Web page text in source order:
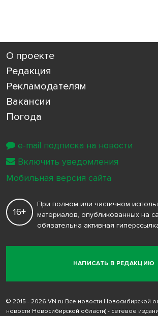
О проекте
Редакция
Рекламодателям
Вакансии
Погода
НАПИСАТЬ В РЕДАКЦИЮ
16+
При полном или частичном
материалов, опубликованных на
обязательна активная
© 2015 - 2026 VN.ru Все новости Новосибирской
новости Новосибирской области) - сетевое
e-mail подписка на новости
Включить уведомления
Мобильная версия сайта